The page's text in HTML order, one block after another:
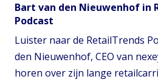
Bart van den Nieuwenhof in
Podcast
Luister naar de RetailTrends
den Nieuwenhof, CEO van
horen over zijn lange